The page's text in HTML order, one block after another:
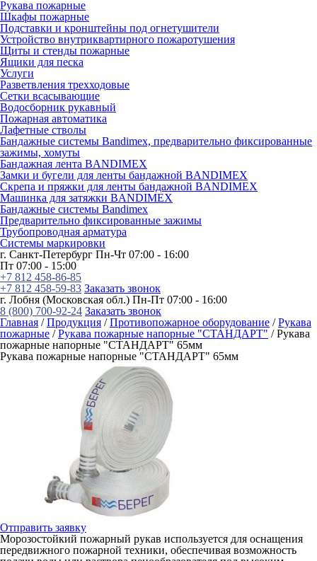
Рукава пожарные
Шкафы пожарные
Подставки и кронштейны под огнетушители
Устройство внутриквартирного пожаротушения
Щиты и стенды пожарные
Ящики для песка
Услуги
Разветвления трехходовые
Сетки всасывающие
Водосборник рукавный
Пожарная автоматика
Лафетные стволы
Бандажные системы Bandimex, предварительно фиксированные
зажимы, хомуты
Бандажная лента BANDIMEX
Замки и бугели для ленты бандажной BANDIMEX
Скрепа и пряжки для ленты бандажной BANDIMEX
Машинка для затяжки BANDIMEX
Бандажные системы Bandimex
Предварительно фиксированные зажимы
Трубопроводная арматура
Системы маркировки
г. Санкт-Петербург Пн-Чт 07:00 - 16:00
Пт 07:00 - 15:00
+7 812 458-86-85
+7 812 458-59-83 Заказать звонок
г. Лобня (Московская обл.) Пн-Пт 07:00 - 16:00
8 (800) 700-92-24 Заказать звонок
Главная / Продукция / Противопожарное оборудование / Рукава
пожарные / Рукава пожарные напорные "СТАНДАРТ" / Рукава
пожарные напорные "СТАНДАРТ" 65мм
Рукава пожарные напорные "СТАНДАРТ" 65мм
Отправить заявку
Морозостойкий пожарный рукав используется для оснащения
передвижного пожарной техники, обеспечивая возможность